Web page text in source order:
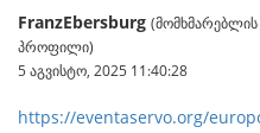
FranzEbersburg (მომხმარებლის
პროფილი)
5 აგვისტო, 2025 11:40:28
https://eventaservo.org/